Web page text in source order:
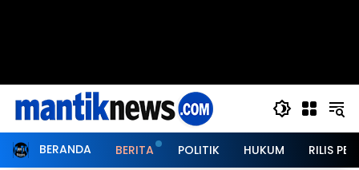
BERANDA BERITA POLITIK HUKUM RILIS